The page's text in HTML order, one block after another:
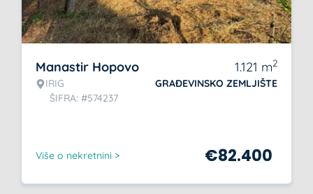
Manastir Hopovo
IRIG
ŠIFRA: #574237
1.121 m2
GRAĐEVINSKO ZEMLJIŠTE
Više o nekretnini > €82.400